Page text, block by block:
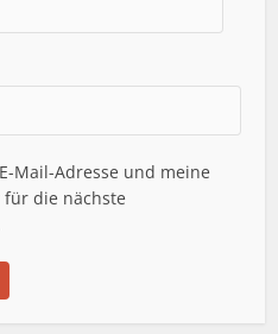
Mail-Adresse und meine
für die nächste